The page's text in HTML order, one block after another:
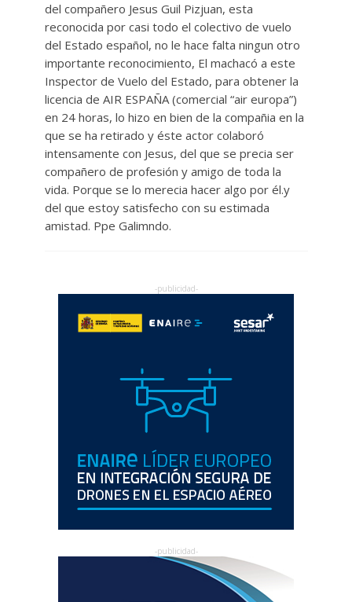
del compañero Jesus Guil Pizjuan, esta
reconocida por casi todo el colectivo de vuelo
del Estado español, no le hace falta ningun otro
importante reconocimiento, El machacó a este
Inspector de Vuelo del Estado, para obtener la
licencia de AIR ESPAÑA (comercial “air europa”)
en 24 horas, lo hizo en bien de la compañia en la
que se ha retirado y éste actor colaboró
intensamente con Jesus, del que se precia ser
compañero de profesión y amigo de toda la
vida. Porque se lo merecia hacer algo por él.y
del que estoy satisfecho con su estimada
amistad. Ppe Galimndo.